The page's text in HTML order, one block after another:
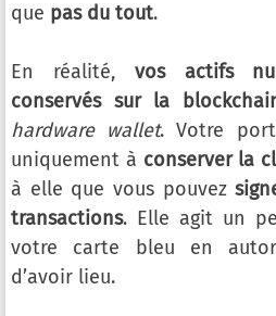
que pas du tout.
En réalité, vos actifs
conservés sur la
hardware wallet. Votre
uniquement à conserver la
à elle que vous pouvez
transactions. Elle agit un
votre carte bleu en
d’avoir lieu.